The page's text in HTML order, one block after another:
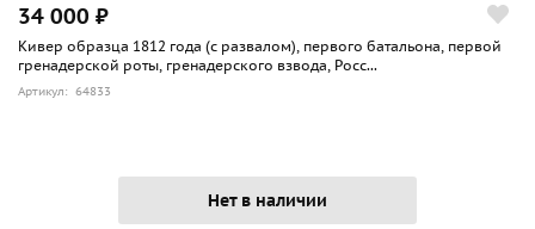
34 000 ₽
Кивер образца 1812 года (с развалом), первого батальона, первой
гренадерской роты, гренадерского взвода, Росс...
Артикул: 64833
Нет в наличии